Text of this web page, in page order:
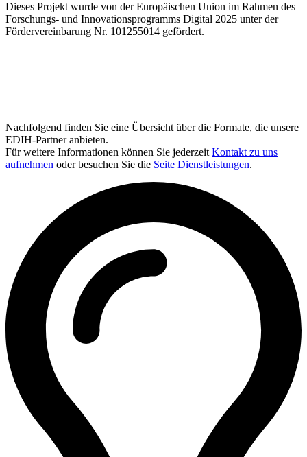
Dieses Projekt wurde von der Europäischen Union im Rahmen des
Forschungs- und Innovationsprogramms Digital 2025 unter der
Fördervereinbarung Nr. 101255014 gefördert.
Nachfolgend finden Sie eine Übersicht über die Formate, die unsere
EDIH-Partner anbieten.
Für weitere Informationen können Sie jederzeit Kontakt zu uns
aufnehmen oder besuchen Sie die Seite Dienstleistungen.